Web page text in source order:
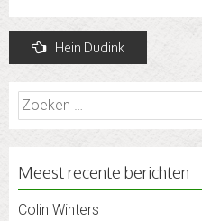
Post
navigation
Hein Dudink
Zoeken
naar:
Meest recente berichten
Colin Winters